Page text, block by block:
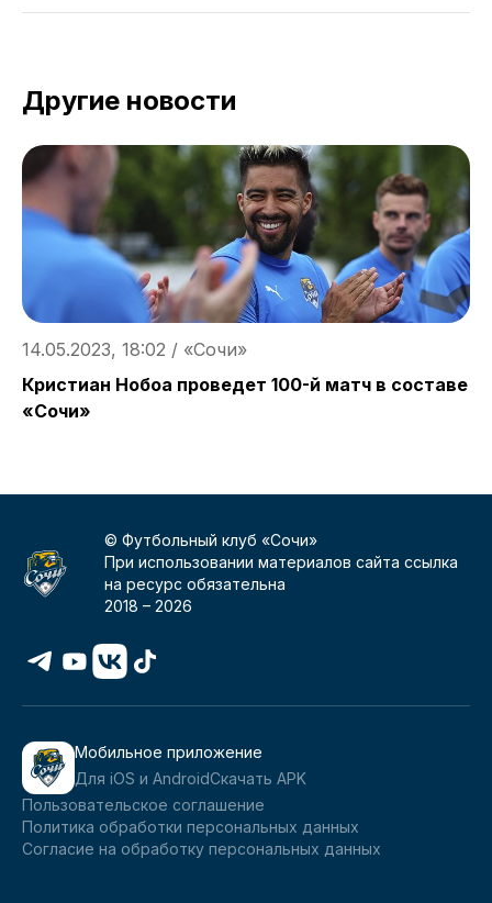
Другие новости
14.05.2023, 18:02 / «Сочи»
Кристиан Нобоа проведет 100-й матч в составе
«Сочи»
© Футбольный клуб «Сочи»
При использовании материалов сайта ссылка
на ресурс обязательна
2018 –2026
Мобильное приложение
Для iOS и AndroidСкачать APK
Пользовательское соглашение
Политика обработки персональных данных
Согласие на обработку персональных данных